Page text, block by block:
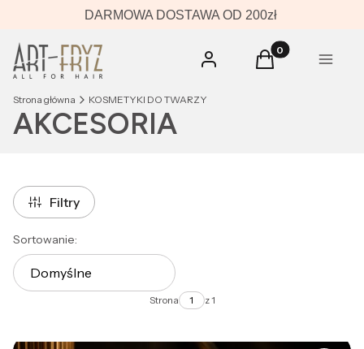
DARMOWA DOSTAWA OD 200zł
Zaloguj się Produkty w
Koszyk Menu
Strona główna KOSMETYKI DO TWARZY
AKCESORIA
Filtry
Lista produktów
Sortowanie:
Domyślne
Strona z 1